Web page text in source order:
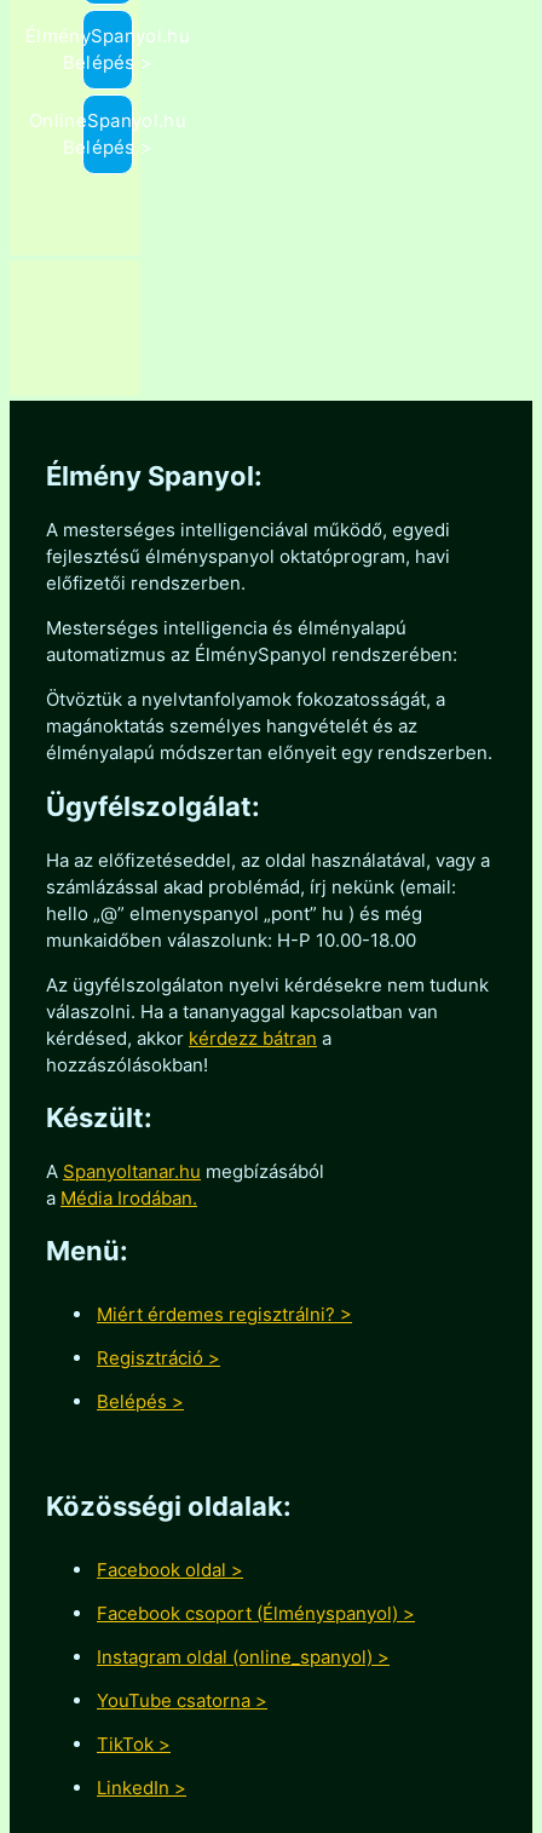
ÉlménySpanyol.hu
Belépés >
OnlineSpanyol.hu
Belépés >
Élmény Spanyol:
A mesterséges intelligenciával működő, egyedi
fejlesztésű élményspanyol oktatóprogram, havi
előfizetői rendszerben.
Mesterséges intelligencia és élményalapú
automatizmus az ÉlménySpanyol rendszerében:
Ötvöztük a nyelvtanfolyamok fokozatosságát, a
magánoktatás személyes hangvételét és az
élményalapú módszertan előnyeit egy rendszerben.
Ügyfélszolgálat:
Ha az előfizetéseddel, az oldal használatával, vagy a
számlázással akad problémád, írj nekünk (email:
hello „@” elmenyspanyol „pont” hu ) és még
munkaidőben válaszolunk: H-P 10.00-18.00
Az ügyfélszolgálaton nyelvi kérdésekre nem tudunk
válaszolni. Ha a tananyaggal kapcsolatban van
kérdésed, akkor kérdezz bátran a
hozzászólásokban!
Készült:
A Spanyoltanar.hu megbízásából
a Média Irodában.
Menü:
Miért érdemes regisztrálni? >
Regisztráció >
Belépés >
Közösségi oldalak:
Facebook oldal >
Facebook csoport (Élményspanyol) >
Instagram oldal (online_spanyol) >
YouTube csatorna >
TikTok >
LinkedIn >